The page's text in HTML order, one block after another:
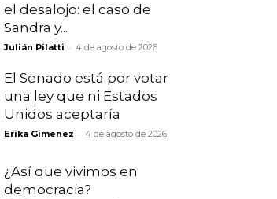
el desalojo: el caso de
Sandra y...
Julián Pilatti - 4 de agosto de 2026
El Senado está por votar
una ley que ni Estados
Unidos aceptaría
Erika Gimenez - 4 de agosto de 2026
¿Así que vivimos en
democracia?